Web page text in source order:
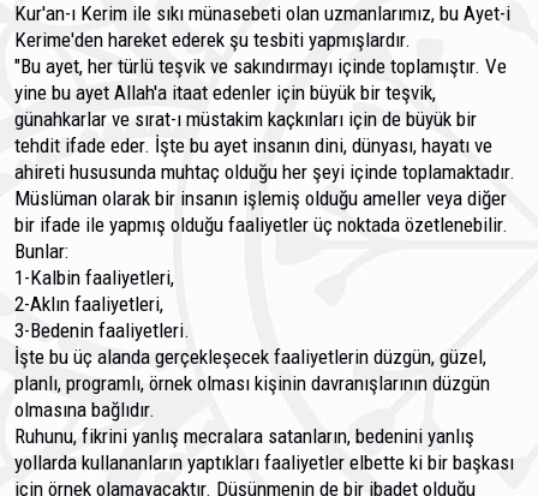
Kur'an-ı Kerim ile sıkı münasebeti olan uzmanları­mız, bu Ayet-i
Kerime'den hareket ederek şu tesbiti yapmış­lardır.
"Bu ayet, her türlü teşvik ve sakındırmayı içinde toplamıştır. Ve
yine bu ayet Allah'a itaat edenler için büyük bir teşvik,
günahkarlar ve sırat-ı müstakim kaçkınları için de büyük bir
tehdit ifade eder. İşte bu ayet insanın dini, dünyası, hayatı ve
ahireti hususunda muhtaç olduğu her şeyi içinde toplamaktadır.
Müslüman olarak bir insanın işlemiş olduğu ameller veya diğer
bir ifade ile yapmış olduğu faaliyetler üç noktada özetlenebilir.
Bunlar:
1-Kalbin faaliyetleri,
2-Aklın faaliyetleri,
3-Bedenin faaliyetleri.
İşte bu üç alanda gerçekleşecek faaliyetlerin düzgün, güzel,
planlı, programlı, örnek olması kişinin davranışlarının düzgün
olmasına bağlıdır.
Ruhunu, fikrini yanlış mecralara satanların, bedenini yanlış
yollarda kullananların yaptıkları faaliyetler elbette ki bir başkası
için örnek olamayacaktır. Düşünmenin de bir ibadet olduğu